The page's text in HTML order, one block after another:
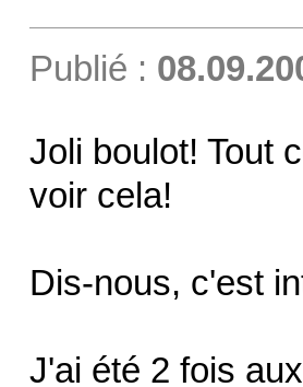
Publié :
Joli boulot! Tout
voir cela!
Dis-nous, c'est
J'ai été 2 fois